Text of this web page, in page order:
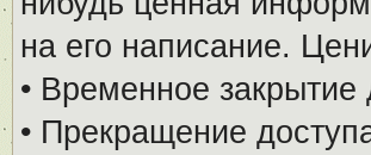
на его написание.
• Временное
• Прекращение